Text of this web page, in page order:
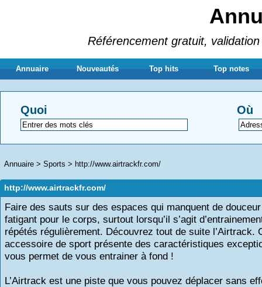
Référencement gratuit,
Annuaire Nouveautés Top hits Top notes
Quoi Où
Annuaire > Sports > http://www.airtrackfr.com/
http://www.airtrackfr.com/
Faire des sauts sur des espaces qui manquent de
fatigant pour le corps, surtout lorsqu’il s’agit
répétés régulièrement. Découvrez tout de suite l’Airtrack.
accessoire de sport présente des caractéristiques
vous permet de vous entrainer à fond !
L’Airtrack est une piste que vous pouvez déplacer sans